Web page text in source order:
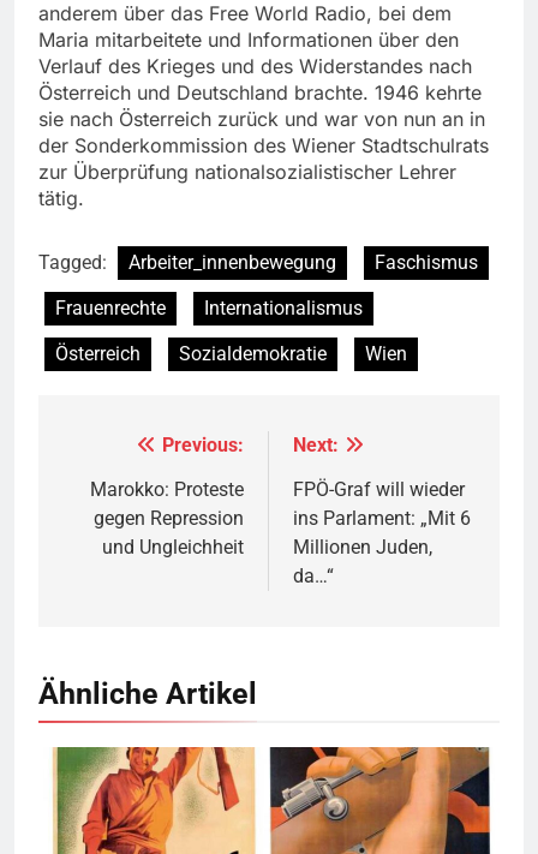
anderem über das Free World Radio, bei dem
Maria mitarbeitete und Informationen über den
Verlauf des Krieges und des Widerstandes nach
Österreich und Deutschland brachte. 1946 kehrte
sie nach Österreich zurück und war von nun an in
der Sonderkommission des Wiener Stadtschulrats
zur Überprüfung nationalsozialistischer Lehrer
tätig.
Tagged: Arbeiter_innenbewegung
Faschismus
Frauenrechte
Internationalismus
Österreich
Sozialdemokratie Wien
Beitragsnavigation
Previous:
Marokko: Proteste
gegen Repression
und Ungleichheit
Next:
FPÖ-Graf will wieder
ins Parlament: „Mit 6
Millionen Juden,
da…“
Ähnliche Artikel
© Wikimedia Commons Quelle